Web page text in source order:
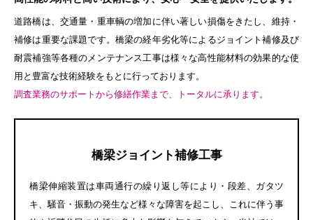
道路橋は、交通量・重車輌の増加に伴い著しい損傷をきたし、維持・
補修は重要な課題です。橋梁の経年劣化等によるジョイント補修及び
耐震補強等各種のメンテナンス工事は様々な高性能材料の効果的な使
用と豊富な技術経験をもとに行っております。
調査業務のサポートから修繕作業まで、トータルに承ります。
橋梁ジョイント補修工事
橋梁伸縮装置は車両通行の繰り返し等により・段差、ガタツ
キ、騒音・振動の発生など様々な障害を起こし、これに伴う事